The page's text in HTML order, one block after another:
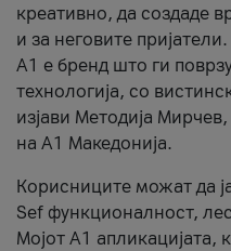
креативно, да создаде
и за неговите
А1 е бренд што ги
технологија, со
изјави Методија
на А1 Македонија.
Корисниците можат да
Sef функционалност,
Мојот А1 апликацијата,